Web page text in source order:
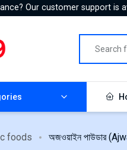
Our customer support is
foods অজওয়াইন পাউডার